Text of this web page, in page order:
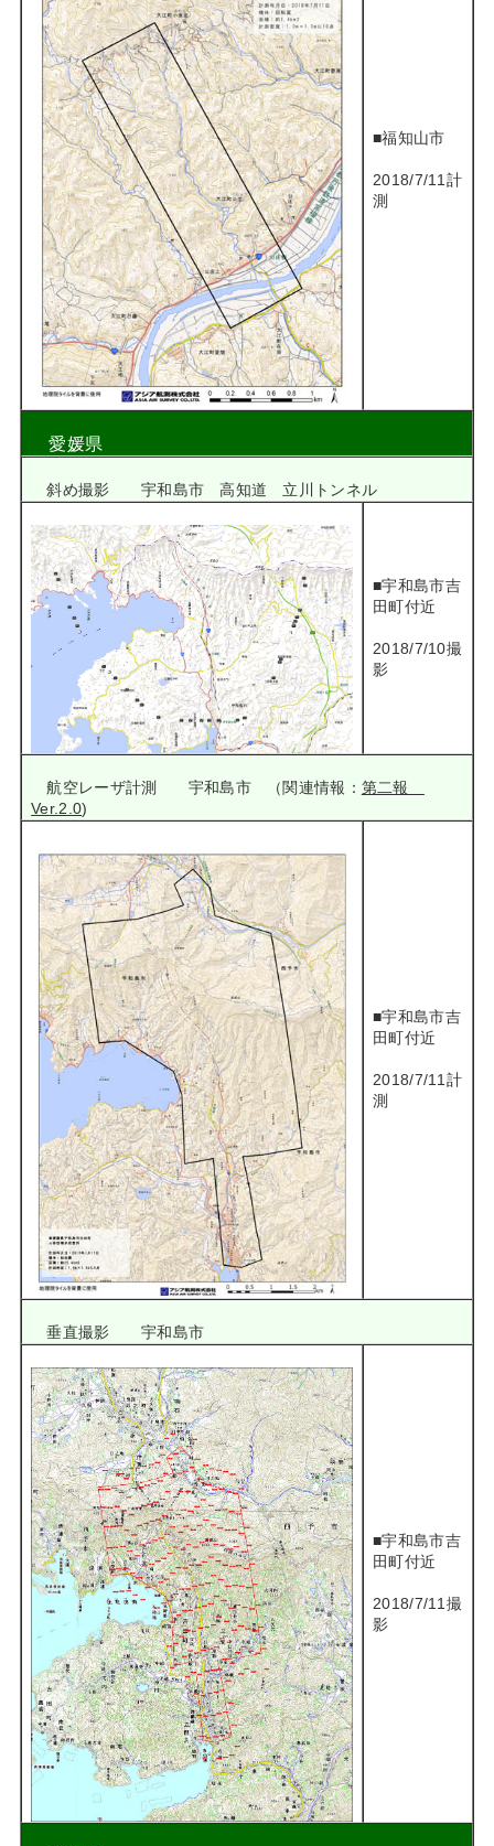
■福知山市
2018/7/11計
測
愛媛県
斜め撮影 宇和島市 高知道 立川トンネル
■宇和島市吉
田町付近
2018/7/10撮
影
航空レーザ計測 宇和島市 （関連情報： 第二報
Ver.2.0)
■宇和島市吉
田町付近
2018/7/11計
測
垂直撮影 宇和島市
■宇和島市吉
田町付近
2018/7/11撮
影